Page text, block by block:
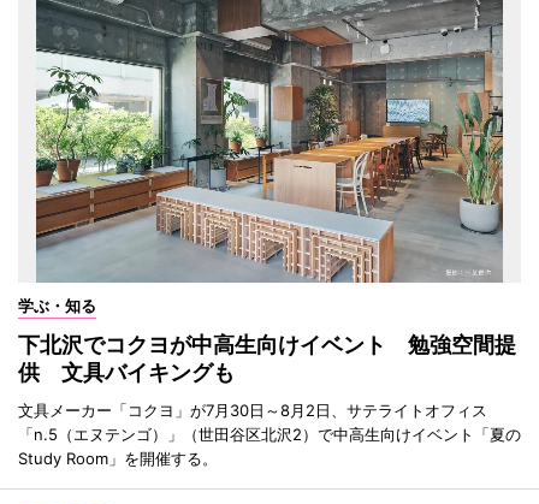
学ぶ・知る
下北沢でコクヨが中高生向けイベント 勉強空間提
供 文具バイキングも
文具メーカー「コクヨ」が7月30日～8月2日、サテライトオフィス
「n.5（エヌテンゴ）」（世田谷区北沢2）で中高生向けイベント「夏の
Study Room」を開催する。